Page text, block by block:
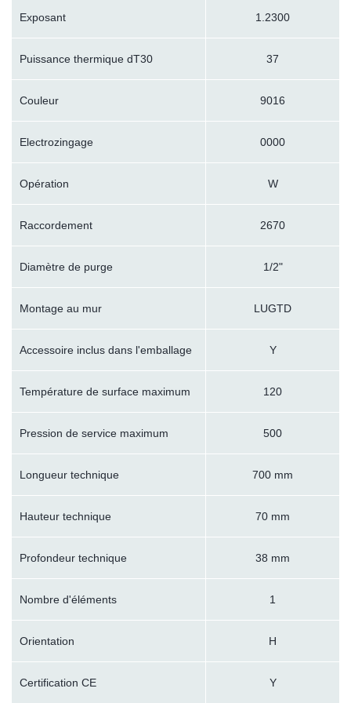
Exposant 1.2300
Puissance thermique dT30 37
Couleur 9016
Electrozingage 0000
Opération W
Raccordement 2670
Diamètre de purge 1/2"
Montage au mur LUGTD
Accessoire inclus dans l'emballage Y
Température de surface maximum 120
Pression de service maximum 500
Longueur technique 700 mm
Hauteur technique 70 mm
Profondeur technique 38 mm
Nombre d'éléments 1
Orientation H
Certification CE Y